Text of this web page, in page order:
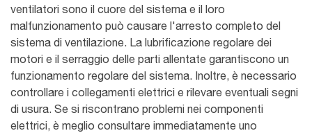
ventilatori sono il cuore del sistema e il loro
malfunzionamento può causare l'arresto completo del
sistema di ventilazione. La lubrificazione regolare dei
motori e il serraggio delle parti allentate garantiscono un
funzionamento regolare del sistema. Inoltre, è necessario
controllare i collegamenti elettrici e rilevare eventuali segni
di usura. Se si riscontrano problemi nei componenti
elettrici, è meglio consultare immediatamente uno